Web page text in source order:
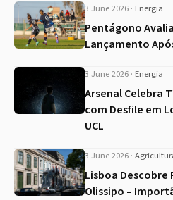
3 June 2026 · Energia
Pentágono
Lançamento
3 June 2026 · Energia
Arsenal Celebra
com Desfile em
UCL
3 June 2026 ·
Lisboa Descobre
Olissipo –